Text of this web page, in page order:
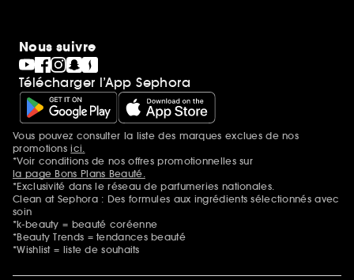
Nous suivre
Télécharger l’App Sephora
Mentions additionnelles
Vous pouvez consulter la liste des marques exclues de nos
promotionsici.
*Voir conditions de nos offres promotionnelles sur
la page Bons Plans Beauté.
*Exclusivité dans le réseau de parfumeries nationales.
Clean at Sephora : Des formules aux ingrédients sélectionnés avec
soin
*k-beauty = beauté coréenne
*Beauty Trends = tendances beauté
*Wishlist = liste de souhaits